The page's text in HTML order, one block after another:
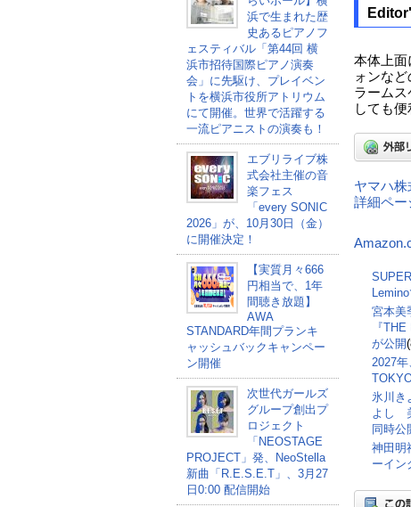
浜で生まれた歴
史あるピアノフ
ェスティバル「第44回 横
浜市招待国際ピアノ演奏
会」に先駆け、プレイベン
トを横浜市役所アトリウム
にて開催。世界で活躍する
一流ピアニストの演奏も！
エブリライブ株
式会社主催の音
楽フェス
「every SONIC
2026」が、10月30日（金）
に開催決定！
【実質月々666
円相当で、1年
間聴き放題】
AWA
STANDARD年間プランキ
ャッシュバックキャンペー
ン開催
次世代ガールズ
グループ創出プ
ロジェクト
「NEOSTAGE
PROJECT」発、NeoStella
新曲「R.E.S.E.T」、3月27
日0:00 配信開始
本体上面
ォンな
ラーム
しても便
ヤマハ株
詳細ペー
宮本美
『
が公開
2027
氷川き
よし
同時公
神田明
ーイン